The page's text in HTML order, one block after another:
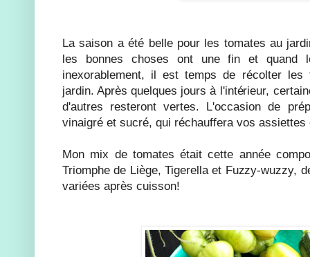
La saison a été belle pour les tomates au
les bonnes choses ont une fin et quand
inexorablement, il est temps de récolter les
jardin. Après quelques jours à l'intérieur,
d'autres resteront vertes. L'occasion de
vinaigré et sucré, qui réchauffera vos assiettes
Mon mix de tomates était cette année
Triomphe de Liège, Tigerella et Fuzzy-wuzzy,
variées après cuisson!